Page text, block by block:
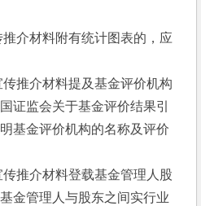
材料附有统计图表的，应
介材料提及基金评价机构
证监会关于基金评价结果引
基金评价机构的名称及评价
介材料登载基金管理人股
金管理人与股东之间实行业